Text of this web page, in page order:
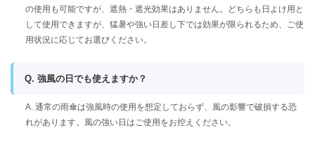
の使用も可能ですが、遮熱・遮光効果はありません。どちらも日よけ用と
して使用できますが、猛暑や強い日差し下では効果が限られるため、ご使
用状況に応じてお選びください。
Q. 強風の日でも使えますか？
A. 通常の雨傘は強風時の使用を想定しておらず、風の影響で破損する恐
れがあります。風の強い日はご使用をお控えください。